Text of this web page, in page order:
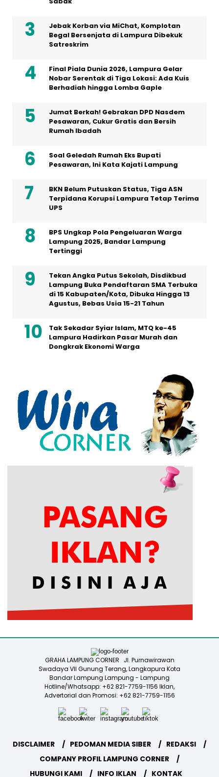
Jebak Korban via MiChat, Komplotan
Begal Bersenjata di Lampura Dibekuk
Satreskrim
Final Piala Dunia 2026, Lampura Gelar
Nobar Serentak di Tiga Lokasi: Ada Kuis
Berhadiah hingga Lomba Gaple
Jumat Berkah! Gebrakan DPD Nasdem
Pesawaran, Cukur Gratis dan Bersih
Rumah Ibadah
Soal Geledah Rumah Eks Bupati
Pesawaran, Ini Kata Kajati Lampung
BKN Belum Putuskan Status, Tiga ASN
Terpidana Korupsi Lampura Tetap Terima
UPS
BPS Ungkap Pola Pengeluaran Warga
Lampung 2025, Bandar Lampung
Tertinggi
Tekan Angka Putus Sekolah, Disdikbud
Lampung Buka Pendaftaran SMA Terbuka
di 15 Kabupaten/Kota, Dibuka Hingga 13
Agustus, Bebas Usia 15-21 Tahun
Tak Sekadar Syiar Islam, MTQ ke-45
Lampura Hadirkan Pasar Murah dan
Dongkrak Ekonomi Warga
GRAHA LAMPUNG CORNER Jl. Purnawirawan
Swadaya VII Gunung Terang, Langkapura Kota
Bandar Lampung Lampung - Lampung
Hotline/Whatsapp: +62 821-7759-1156 Iklan,
Advertorial dan Promosi: +62 821-7759-1156
DISCLAIMER PEDOMAN MEDIA SIBER
REDAKSI
COMPANY PROFIL LAMPUNG CORNER
HUBUNGI KAMI
INFO IKLAN KONTAK